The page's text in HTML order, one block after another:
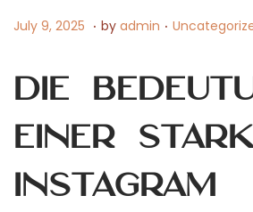
o
P
s
t
e
d
o
n
July 9, 2025 J
n
u
a
r
y
. by admin . P
s
t
e
d
i
n
Die
einer
Instagram